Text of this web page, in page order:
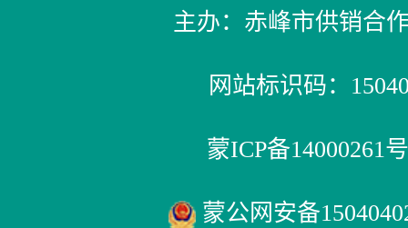
主办：赤峰市供销合
网站标识码：
蒙ICP备14000261
蒙公网安备